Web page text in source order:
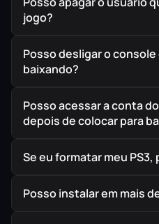
jogo?
Posso desligar o
baixando?
Posso acessar a conta
depois de colocar para
Se eu formatar meu PS3,
Posso instalar em mais